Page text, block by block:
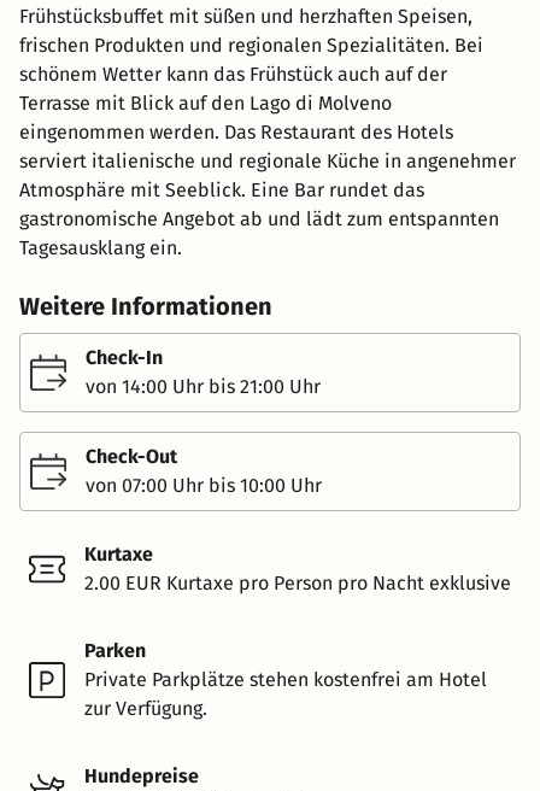
Frühstücksbuffet mit süßen und herzhaften Speisen,
frischen Produkten und regionalen Spezialitäten. Bei
schönem Wetter kann das Frühstück auch auf der
Terrasse mit Blick auf den Lago di Molveno
eingenommen werden. Das Restaurant des Hotels
serviert italienische und regionale Küche in angenehmer
Atmosphäre mit Seeblick. Eine Bar rundet das
gastronomische Angebot ab und lädt zum entspannten
Tagesausklang ein.
Weitere Informationen
Check-In
von 14:00 Uhr bis 21:00 Uhr
Check-Out
von 07:00 Uhr bis 10:00 Uhr
Kurtaxe
2.00 EUR Kurtaxe pro Person pro Nacht exklusive
Parken
Private Parkplätze stehen kostenfrei am Hotel
zur Verfügung.
Hundepreise